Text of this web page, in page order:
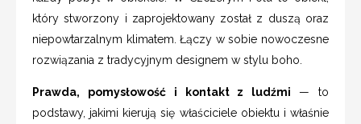
który stworzony i zaprojektowany został z duszą oraz
niepowtarzalnym klimatem. Łączy w sobie nowoczesne
rozwiązania z tradycyjnym designem w stylu boho.
Prawda, pomysłowość i kontakt z ludźmi — to
podstawy, jakimi kierują się właściciele obiektu i właśnie